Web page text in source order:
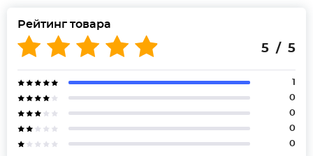
Рейтинг товара
5 / 5
1
0
0
0
0